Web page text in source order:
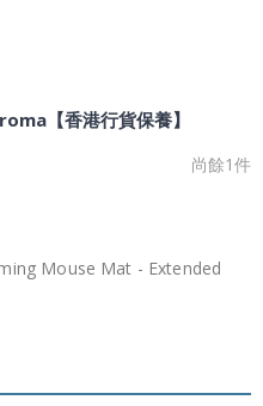
【香港行貨保養】
尚餘1件
Mouse Mat - Extended